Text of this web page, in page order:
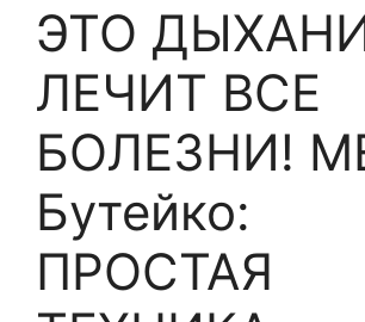
ЭТО
ЛЕЧИТ ВСЕ
БОЛЕЗНИ!
Бутейко:
ПРОСТАЯ